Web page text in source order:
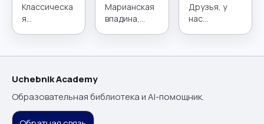
Классическа
я
краеугольны
материалов
протяжении
столетий,
Марианская
впадина,
западной
т собой
Друзья, у
нас
июля наш
шаг вперёд.
Uchebnik Academy
Образовательная библиотека и AI-помощник.